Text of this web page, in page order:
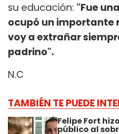
su educación: "Fue
ocupó un importante
voy a extrañar
padrino".
N.C
TAMBIÉN TE PUEDE
Felipe Fort
público al